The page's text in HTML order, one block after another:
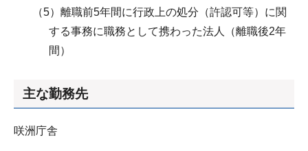
（5）離職前5年間に行政上の処分（許認可等）に関
する事務に職務として携わった法人（離職後2年
間）
主な勤務先
咲洲庁舎